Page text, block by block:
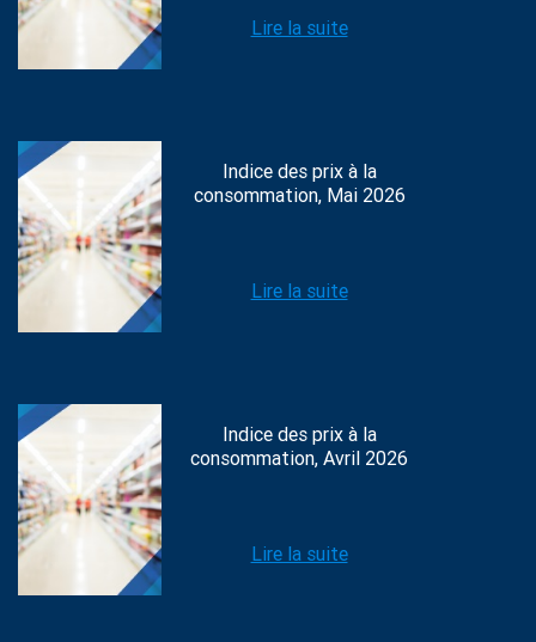
Lire la suite
Indice des prix à la
consommation, Mai 2026
Lire la suite
Indice des prix à la
consommation, Avril 2026
Lire la suite